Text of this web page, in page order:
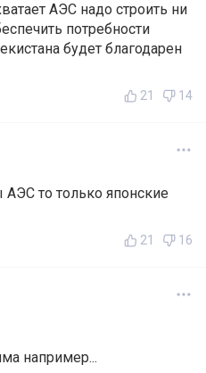
АЭС надо строить ни
потребности
будет благодарен
21 14
то только японские
21 16
например...